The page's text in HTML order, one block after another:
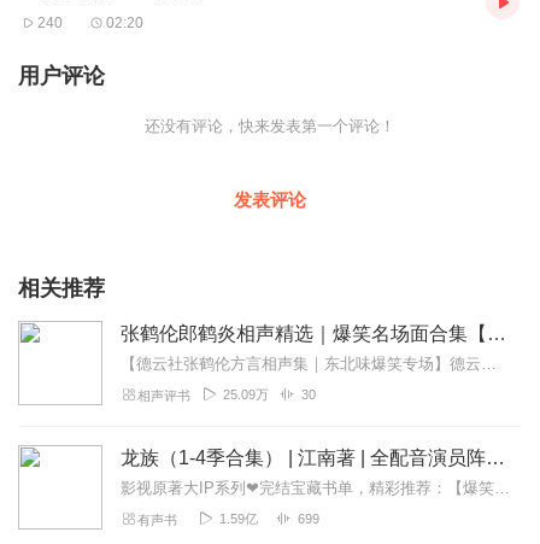
240 02:20
用户评论
还没有评论，快来发表第一个评论！
发表评论
相关推荐
张鹤伦郎鹤炎相声精选｜爆笑名场面合集【成语接龙+童年故事】
【德云社张鹤伦方言相声集｜东北味爆笑专场】德云社"浪味仙"张鹤伦携搭档郎鹤炎带来原汁原味的东北风情相声盛宴！本专辑精选30段经典演出，既有《扒马褂》《黄鹤楼》...
相声评书 25.09万 30
龙族（1-4季合集） | 江南著 | 全配音演员阵容 | 辰羽参演
影视原著大IP系列❤完结宝藏书单，精彩推荐：【爆笑古言重生系列】：星汉灿烂，幸甚至哉|吴磊&赵露思主演|关心则乱《知否》作者|沈念如/倔强的小红领衔|月升沧海【...
有声书 1.59亿 699